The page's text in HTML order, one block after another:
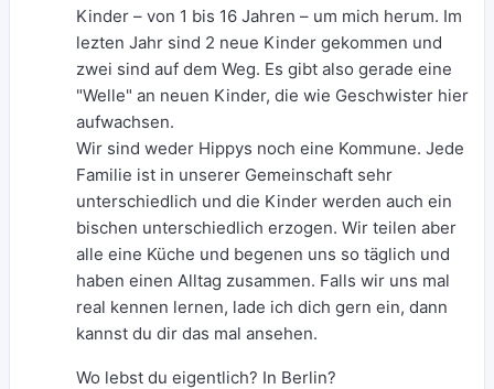
Kinder – von 1 bis 16 Jahren – um mich herum. Im
lezten Jahr sind 2 neue Kinder gekommen und
zwei sind auf dem Weg. Es gibt also gerade eine
"Welle" an neuen Kinder, die wie Geschwister hier
aufwachsen.
Wir sind weder Hippys noch eine Kommune. Jede
Familie ist in unserer Gemeinschaft sehr
unterschiedlich und die Kinder werden auch ein
bischen unterschiedlich erzogen. Wir teilen aber
alle eine Küche und begenen uns so täglich und
haben einen Alltag zusammen. Falls wir uns mal
real kennen lernen, lade ich dich gern ein, dann
kannst du dir das mal ansehen.
Wo lebst du eigentlich? In Berlin?